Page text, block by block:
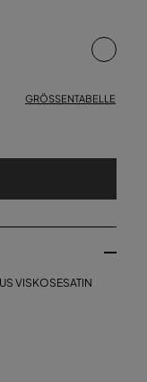
GRÖSSENTABELLE
VISKOSESATIN